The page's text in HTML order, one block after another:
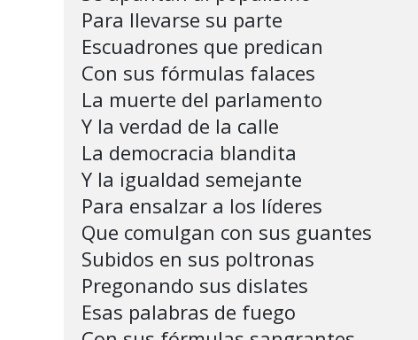
Para llevarse su parte
Escuadrones que predican
Con sus fórmulas falaces
La muerte del parlamento
Y la verdad de la calle
La democracia blandita
Y la igualdad semejante
Para ensalzar a los líderes
Que comulgan con sus guantes
Subidos en sus poltronas
Pregonando sus dislates
Esas palabras de fuego